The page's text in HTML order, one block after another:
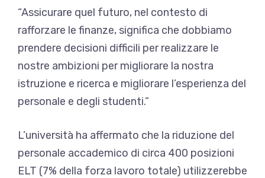
“Assicurare quel futuro, nel contesto di
rafforzare le finanze, significa che dobbiamo
prendere decisioni difficili per realizzare le
nostre ambizioni per migliorare la nostra
istruzione e ricerca e migliorare l’esperienza del
personale e degli studenti.”
L’università ha affermato che la riduzione del
personale accademico di circa 400 posizioni
ELT (7% della forza lavoro totale) utilizzerebbe